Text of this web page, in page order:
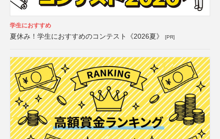
学生におすすめ
夏休み！学生におすすめのコンテスト《2026夏》 [PR]